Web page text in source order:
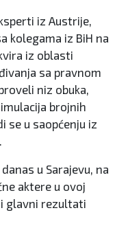
iz Austrije,
kolegama iz BiH na
iz oblasti
sa pravnom
niz obuka,
brojnih
se u saopćenju iz
u Sarajevu, na
aktere u ovoj
glavni rezultati